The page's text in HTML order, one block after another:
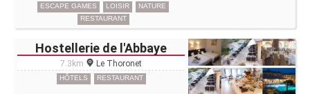
ESCAPE GAMES
LOISIR
NATURE
RESTAURANT
Hostellerie de l'Abbaye
7.3km Le Thoronet
HÔTELS RESTAURANT